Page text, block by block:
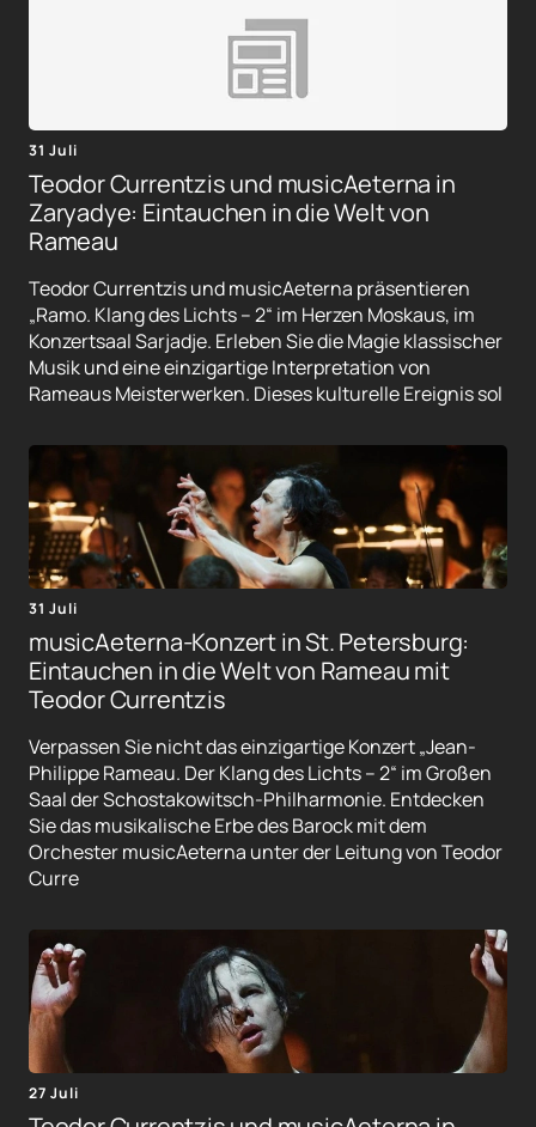
31 Juli
Teodor Currentzis und musicAeterna in
Zaryadye: Eintauchen in die Welt von
Rameau
Teodor Currentzis und musicAeterna präsentieren
„Ramo. Klang des Lichts – 2“ im Herzen Moskaus, im
Konzertsaal Sarjadje. Erleben Sie die Magie klassischer
Musik und eine einzigartige Interpretation von
Rameaus Meisterwerken. Dieses kulturelle Ereignis sol
31 Juli
musicAeterna-Konzert in St. Petersburg:
Eintauchen in die Welt von Rameau mit
Teodor Currentzis
Verpassen Sie nicht das einzigartige Konzert „Jean-
Philippe Rameau. Der Klang des Lichts – 2“ im Großen
Saal der Schostakowitsch-Philharmonie. Entdecken
Sie das musikalische Erbe des Barock mit dem
Orchester musicAeterna unter der Leitung von Teodor
Curre
27 Juli